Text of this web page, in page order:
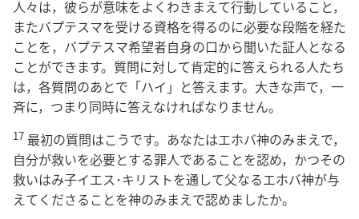
人々は，彼らが意味をよくわきまえて行動していること，
またバプテスマを受ける資格を得るのに必要な段階を経た
ことを，バプテスマ希望者自身の口から聞いた証人となる
ことができます。質問に対して肯定的に答えられる人たち
は，各質問のあとで「ハイ」と答えます。大きな声で，一
斉に，つまり同時に答えなければなりません。
17 最初の質問はこうです。あなたはエホバ神のみまえで，
自分が救いを必要とする罪人であることを認め，かつその
救いはみ子イエス･キリストを通して父なるエホバ神が与
えてくださることを神のみまえで認めましたか。